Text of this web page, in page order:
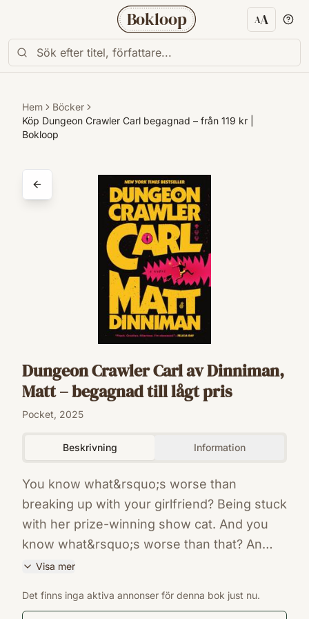
Bokloop AA
Hem
Böcker
Köp Dungeon Crawler Carl begagnad – från 119 kr |
Bokloop
Dungeon Crawler Carl av Dinniman,
Matt – begagnad till lågt pris
Pocket, 2025
Beskrivning Information
You know what&rsquo;s worse than
breaking up with your girlfriend? Being stuck
with her prize-winning show cat. And you
know what&rsquo;s worse than that? An
alien invasion, the destruction of all man-
systematic exploitation of all the survivors
Visa mer
9780593820254
Det finns inga aktiva annonser för denna bok just nu.